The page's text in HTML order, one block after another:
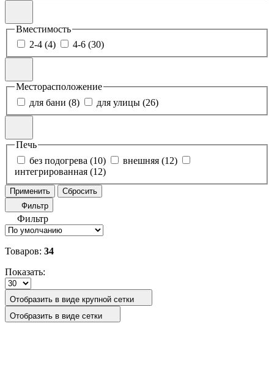
Вместимость
2-4 (4)
4-6 (30)
Месторасположение
для бани (8)
для улицы (26)
Печь
без подогрева (10)
внешняя (12)
интегрированная (12)
Применить
Сбросить
Фильтр
Фильтр
Товаров: 34
Показать:
Отобразить в виде крупной сетки
Отобразить в виде сетки